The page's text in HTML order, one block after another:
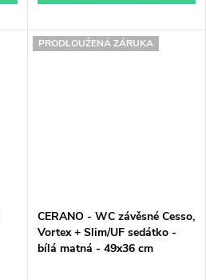
PRODLOUŽENÁ ZÁRUKA
CERANO - WC závěsné Cesso,
Vortex + Slim/UF sedátko -
bílá matná - 49x36 cm